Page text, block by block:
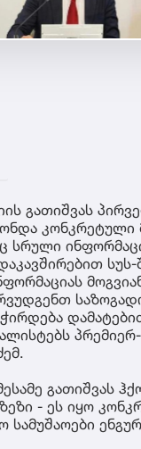
გათიშვას
კონკრეტული
სრული
გათიშვას
- ეს იყო
სამუშაოები